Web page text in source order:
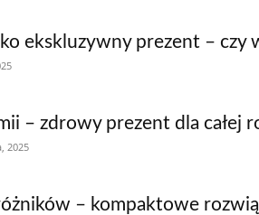
ekskluzywny prezent – czy
– zdrowy prezent dla całej
2025
– kompaktowe